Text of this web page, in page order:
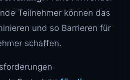
Teilnehmer können das
und so Barrieren für
schaffen.